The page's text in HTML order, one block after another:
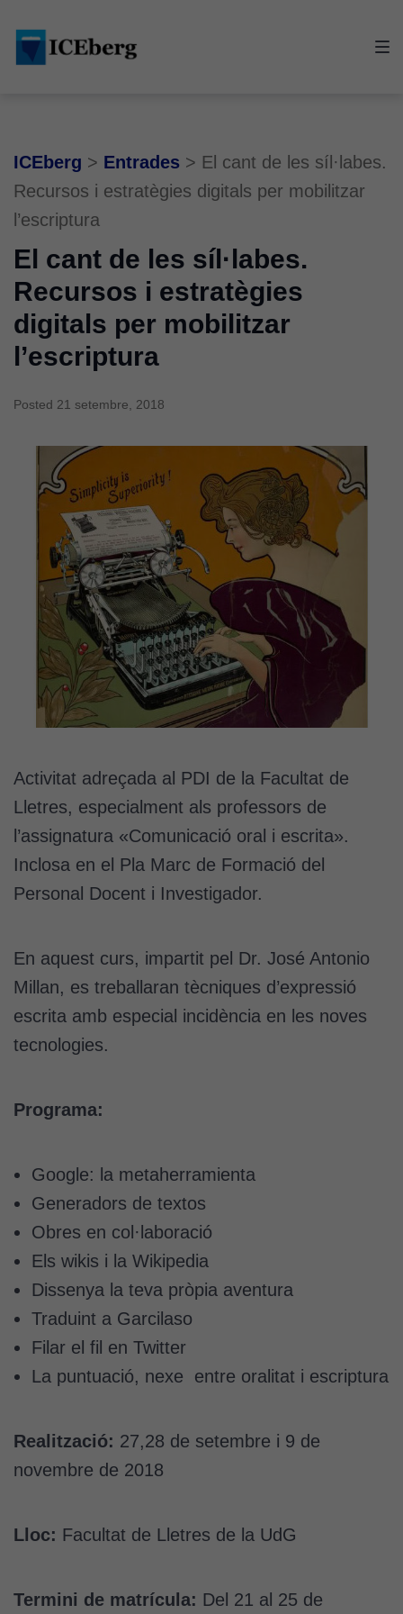
main
content
footer
ICEberg > Entrades > El cant de les síl·labes.
Recursos i estratègies digitals per mobilitzar
l’escriptura
El cant de les síl·labes.
Recursos i estratègies
digitals per mobilitzar
l’escriptura
Posted 21 setembre, 2018
Activitat adreçada al PDI de la Facultat de
Lletres, especialment als professors de
l’assignatura «Comunicació oral i escrita».
Inclosa en el Pla Marc de Formació del
Personal Docent i Investigador.
En aquest curs, impartit pel Dr. José Antonio
Millan, es treballaran tècniques d’expressió
escrita amb especial incidència en les noves
tecnologies.
Programa:
Google: la metaherramienta
Generadors de textos
Obres en col·laboració
Els wikis i la Wikipedia
Dissenya la teva pròpia aventura
Traduint a Garcilaso
Filar el fil en Twitter
La puntuació, nexe entre oralitat i escriptura
Realització: 27,28 de setembre i 9 de
novembre de 2018
Lloc: Facultat de Lletres de la UdG
Termini de matrícula: Del 21 al 25 de